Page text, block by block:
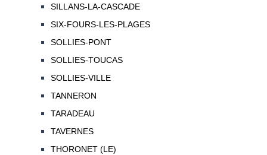
SILLANS-LA-CASCADE
SIX-FOURS-LES-PLAGES
SOLLIES-PONT
SOLLIES-TOUCAS
SOLLIES-VILLE
TANNERON
TARADEAU
TAVERNES
THORONET (LE)